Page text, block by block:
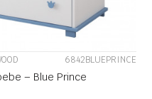
6842BLUEPRINCE
– Blue Prince